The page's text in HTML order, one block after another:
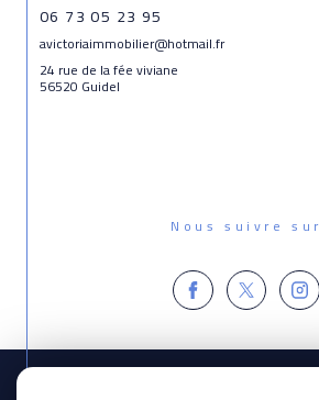
06 73 05 23 95
avictoriaimmobilier@hotmail.fr
24 rue de la fée viviane
56520 Guidel
Nous suivre sur
Espace